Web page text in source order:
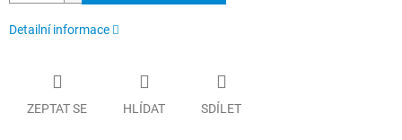
Detailní informace
ZEPTAT SE HLÍDAT SDÍLET